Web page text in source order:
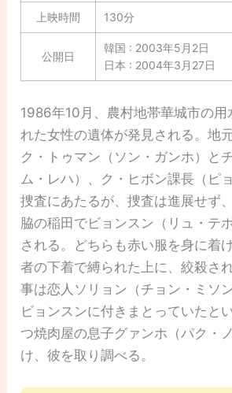
上映時間 130分
公開日
韓国 : 2003年5月2日
日本 : 2004年3月27日
1986年10月、農村地帯華城市の用
れた女性の遺体が発見される。地
ク・トゥマン（ソン・ガンホ）と
ム・レハ）、ク・ヒボン課長（ピ
捜査にあたるが、捜査は進展せず
脇の稲田でビョンスン（リュ・テ
される。どちらも赤い服を身に着
者の下着で縛られた上に、絞殺さ
事は恋人ソリョン（チョン・ミソ
ビョンスンに付きまとっていたと
つ焼肉屋の息子グァンホ（パク・
け、彼を取り調べる。